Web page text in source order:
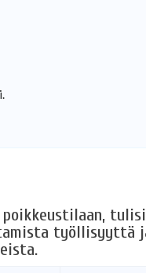
poikkeustilaan,
työllisyyttä